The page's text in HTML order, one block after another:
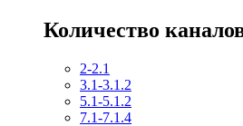
Количество
2-2.1
3.1-3.1.2
5.1-5.1.2
7.1-7.1.4